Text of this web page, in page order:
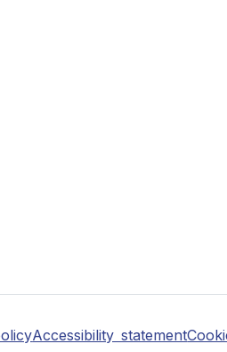
Accessibility statement